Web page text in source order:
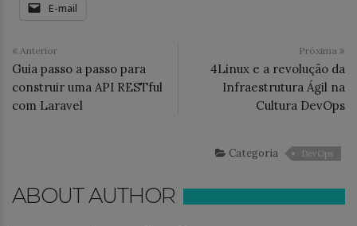
E-mail
Anterior
Guia passo a passo para
construir uma API RESTful
com Laravel
Próxima
4Linux e a revolução da
Infraestrutura Ágil na
Cultura DevOps
Categoria DevOps
ABOUT AUTHOR